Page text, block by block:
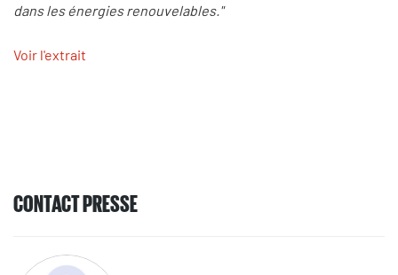
dans les énergies renouvelables."
Voir l'extrait
CONTACT PRESSE